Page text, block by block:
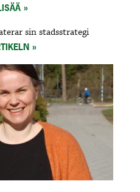
sin stadsstrategi